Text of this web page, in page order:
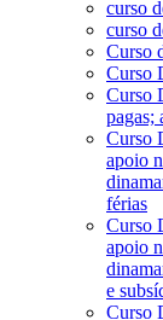
curso
curso
Curso
Curso
Curso
pagas;
Curso
apoio
férias
Curso
apoio
e
Curso